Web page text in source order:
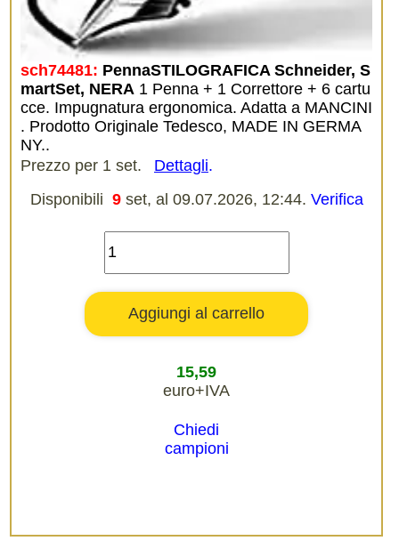
sch74481: PennaSTILOGRAFICA Schneider, S
martSet, NERA 1 Penna + 1 Correttore + 6 cartu
cce. Impugnatura ergonomica. Adatta a MANCINI
. Prodotto Originale Tedesco, MADE IN GERMA
NY..
Prezzo per 1 set.
Dettagli.
Disponibili 9 set, al 09.07.2026, 12:44. Verifica
15,59
euro+IVA
Chiedi
campioni